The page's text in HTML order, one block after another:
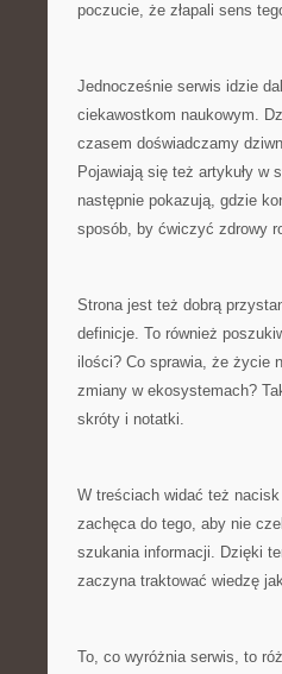
poczucie, że złapali sens
Jednocześnie serwis idzie
ciekawostkom naukowym.
czasem doświadczamy
Pojawiają się też artykuły w
następnie pokazują, gdzie
sposób, by ćwiczyć zdrowy
Strona jest też dobrą
definicje. To również
ilości? Co sprawia, że życie
zmiany w ekosystemach?
skróty i notatki.
W treściach widać też
zachęca do tego, aby nie
szukania informacji. Dzięki
zaczyna traktować wiedzę
To, co wyróżnia serwis, to